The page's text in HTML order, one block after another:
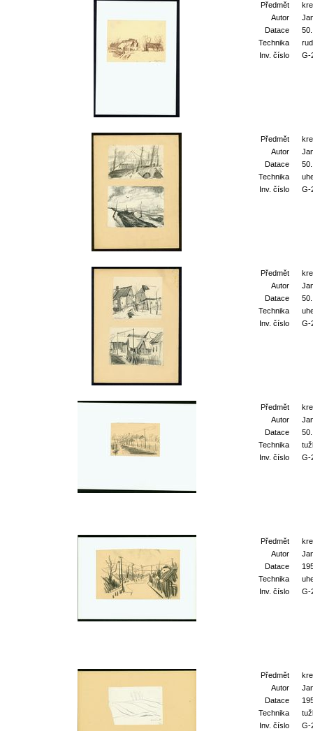
Předmět
Autor
Datace
Technika
Inv. číslo
G-
Předmět
Autor
Datace
Technika
Inv. číslo
G-
Předmět
Autor
Datace
Technika
Inv. číslo
G-
Předmět
Autor
Datace
Technika
Inv. číslo
G-
Předmět
Autor
Datace
Technika
Inv. číslo
G-
Předmět
Autor
Datace
Technika
Inv. číslo
G-